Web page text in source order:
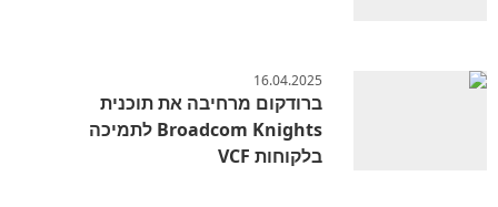
16.04.2025
ברודקום מרחיבה את תוכנית
Broadcom Knights לתמיכה
בלקוחות VCF